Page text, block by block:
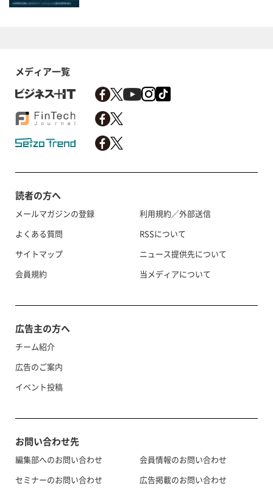
メディア一覧
読者の方へ
メールマガジンの登録
よくある質問
サイトマップ
会員規約
利用規約／外部送信
RSSについて
ニュース提供先について
当メディアについて
広告主の方へ
チーム紹介
広告のご案内
イベント投稿
お問い合わせ先
編集部へのお問い合わせ
セミナーのお問い合わせ
会員情報のお問い合わせ
広告掲載のお問い合わせ